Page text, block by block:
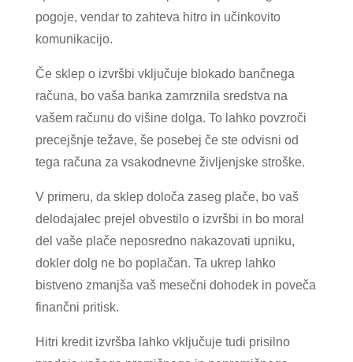
pogoje, vendar to zahteva hitro in učinkovito
komunikacijo.
Če sklep o izvršbi vključuje blokado bančnega
računa, bo vaša banka zamrznila sredstva na
vašem računu do višine dolga. To lahko povzroči
precejšnje težave, še posebej če ste odvisni od
tega računa za vsakodnevne življenjske stroške.
V primeru, da sklep določa zaseg plače, bo vaš
delodajalec prejel obvestilo o izvršbi in bo moral
del vaše plače neposredno nakazovati upniku,
dokler dolg ne bo poplačan. Ta ukrep lahko
bistveno zmanjša vaš mesečni dohodek in poveča
finančni pritisk.
Hitri kredit izvršba lahko vključuje tudi prisilno